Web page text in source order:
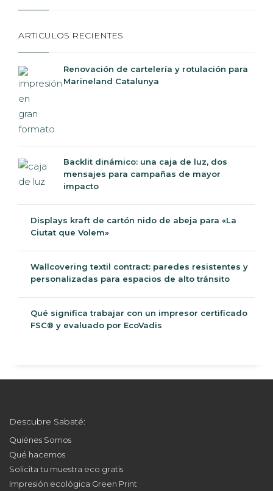
ARTICULOS RECIENTES
Renovación de cartelería y rotulación para
Marineland Catalunya
Backlit dinámico: una caja de luz, dos
mensajes para campañas de mayor
impacto
Displays kraft de cartón nido de abeja para
«La Ciutat que Volem»
Wallcovering textil contract: paredes resistentes y
personalizadas para espacios de alto tránsito
Qué significa trabajar con un impresor certificado
Descubre Sabaté:
Quiénes Somos
Qué hacemos
Solicita tu muestra eco gratis